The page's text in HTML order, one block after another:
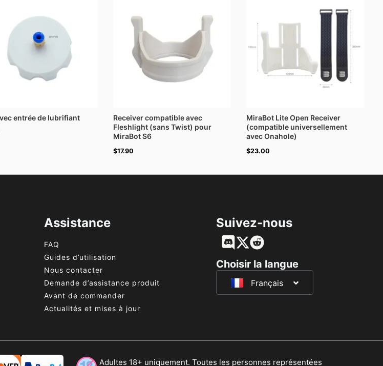
entrée de lubrifiant
Receiver compatible avec
Fleshlight (sans Twist) pour
MiraBot S6
$17.90
MiraBot Lite Open Receiver
(compatible universellement
avec Onahole)
$23.00
Assistance
FAQ
Guides d’utilisation
Nous contacter
Demande d’assistance produit
Avant de commander
Actualités et mises à jour
Suivez-nous
Choisir la langue
Français
English
Deutsch
日本語
Adultes 18+ uniquement. Toutes les personnes représentées